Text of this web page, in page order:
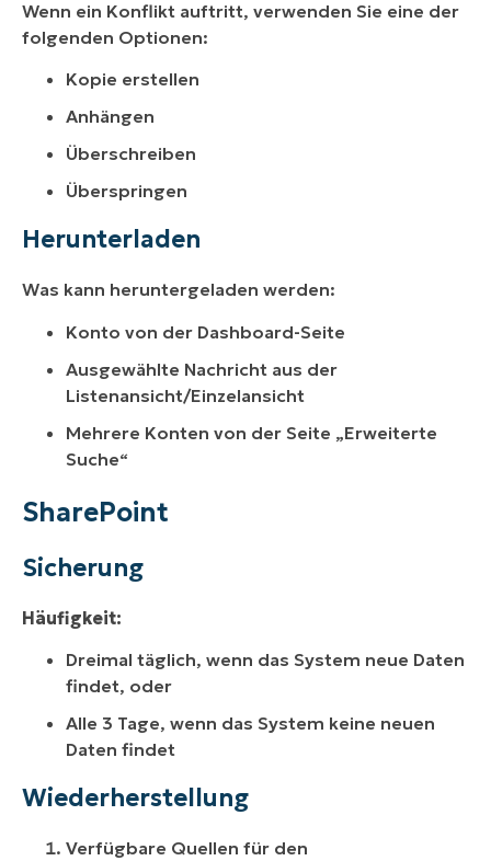
Wenn ein Konflikt auftritt, verwenden Sie eine der
folgenden Optionen:
Kopie erstellen
Anhängen
Überschreiben
Überspringen
Herunterladen
Was kann heruntergeladen werden:
Konto von der Dashboard-Seite
Ausgewählte Nachricht aus der
Listenansicht/Einzelansicht
Mehrere Konten von der Seite „Erweiterte
Suche“
SharePoint
Sicherung
Häufigkeit:
Dreimal täglich, wenn das System neue Daten
findet, oder
Alle 3 Tage, wenn das System keine neuen
Daten findet
Wiederherstellung
Verfügbare Quellen für den